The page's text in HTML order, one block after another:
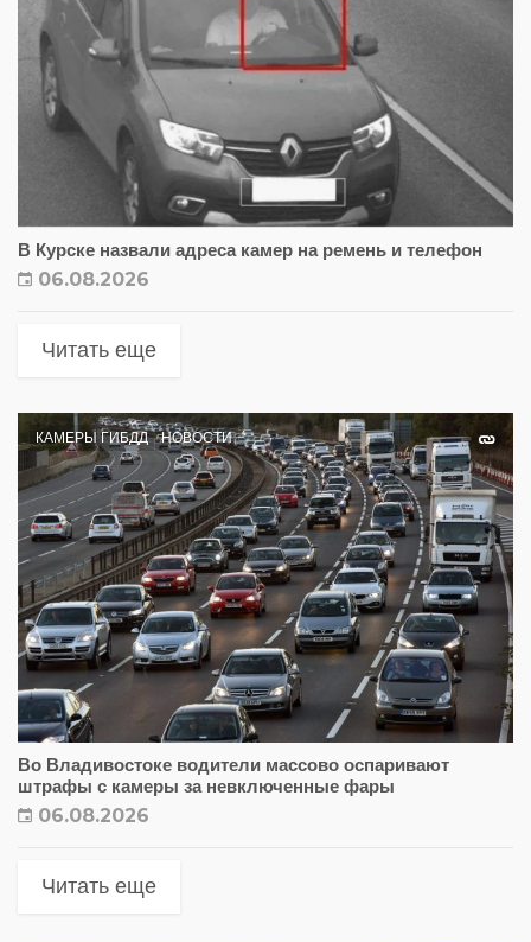
В Курске назвали адреса камер на ремень и телефон
06.08.2026
Читать еще
КАМЕРЫ ГИБДД НОВОСТИ
Во Владивостоке водители массово оспаривают
штрафы с камеры за невключенные фары
06.08.2026
Читать еще